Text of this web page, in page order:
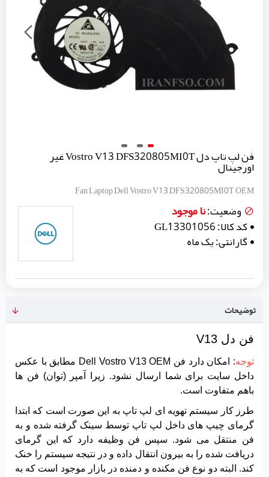
فن لپ تاپ دل Vostro V13 DFS320805MI0T غیر
اورجینال
Fan Laptop Dell Vostro V13 DFS320805MI0T OEM
وضعیت:نا موجود
کد کالا:GL13301056
گارانتی:یک ماه
توضیحات
فن دل V13
توجه
: امکان دارد فن Dell Vostro V13 OEM مطابق با عکس
داخل سایت برای شما ارسال نشود. زیرا آمپر (توان) فن ها
باهم متفاوت است.
طرز کار سیستم تهویه ای لپ تاپ به این صورت است که ابتدا
گرمای چیپ های داخل لپ تاپ توسط سینک گرفته شده و به
فن منتقل می شود. سپس فن وظیفه دارد که این گرمای
دریافت شده را به بیرون انتقال داده و در نتیجه سیستم را خنک
کند. البته دو نوع فن مکنده و دمنده در بازار موجود است که به